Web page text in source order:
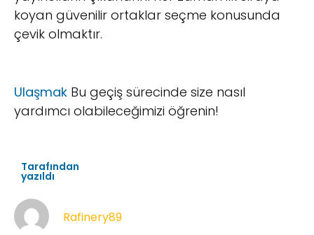
koyan güvenilir ortaklar seçme konusunda
çevik olmaktır.
Ulaşmak Bu geçiş sürecinde size nasıl
yardımcı olabileceğimizi öğrenin!
Tarafından
yazıldı
Rafinery89